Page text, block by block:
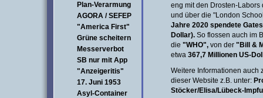
Plan-Verarmung
AGORA / SEFEP
"America First"
Grüne scheitern
Messerverbot
SB nur mit App
"Anzeigeritis"
17. Juni 1953
Asyl-Container
eng mit den Drosten-
und über die "London
Jahre 2020 spendete
Dollar). So flossen auch im
die "WHO", von der "Bill &
etwa 367,7 Millionen US-
Weitere Informationen auch
dieser Website z.B. unter:
Stöcker/Elisa/Lübeck-